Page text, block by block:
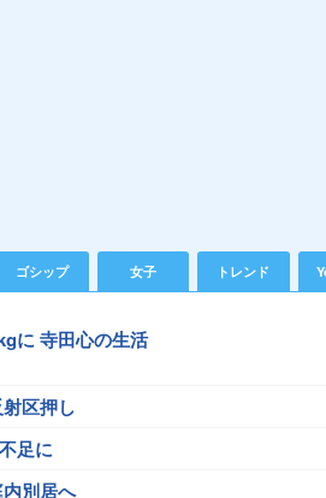
ゴシップ 女子 トレンド
に 寺田心の生活
区押し
足に
別居へ